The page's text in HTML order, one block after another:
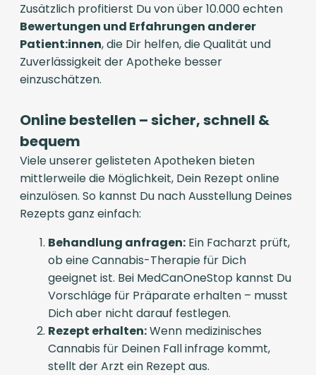
Zusätzlich profitierst Du von über 10.000 echten
Bewertungen und Erfahrungen anderer
Patient:innen, die Dir helfen, die Qualität und
Zuverlässigkeit der Apotheke besser
einzuschätzen.
Online bestellen – sicher, schnell &
bequem
Viele unserer gelisteten Apotheken bieten
mittlerweile die Möglichkeit, Dein Rezept online
einzulösen. So kannst Du nach Ausstellung Deines
Rezepts ganz einfach:
Behandlung anfragen: Ein Facharzt prüft,
ob eine Cannabis-Therapie für Dich
geeignet ist. Bei MedCanOneStop kannst Du
Vorschläge für Präparate erhalten – musst
Dich aber nicht darauf festlegen.
Rezept erhalten:Wenn medizinisches
Cannabis für Deinen Fall infrage kommt,
stellt der Arzt ein Rezept aus.